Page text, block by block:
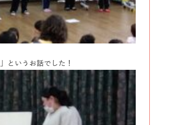
というお話でした！